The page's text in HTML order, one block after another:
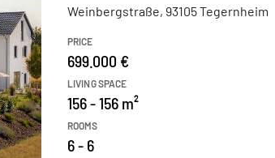
Weinbergstraße, 93105 Tegernheim
PRICE
699.000 €
LIVING SPACE
156 - 156 m²
ROOMS
6 - 6